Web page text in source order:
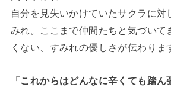
自分を見失いかけていたサクラに対
みれ。ここまで仲間たちと気づいて
くない、すみれの優しさが伝わりま
「これからはどんなに辛くても踏